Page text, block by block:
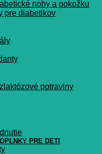
nohy a pokožku
pre diabetikov
potraviny
PRE DETI